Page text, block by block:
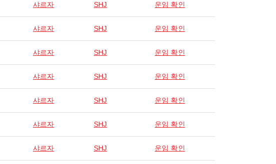
샤르자 SHJ 운임 확인
샤르자 SHJ 운임 확인
샤르자 SHJ 운임 확인
샤르자 SHJ 운임 확인
샤르자 SHJ 운임 확인
샤르자 SHJ 운임 확인
샤르자 SHJ 운임 확인